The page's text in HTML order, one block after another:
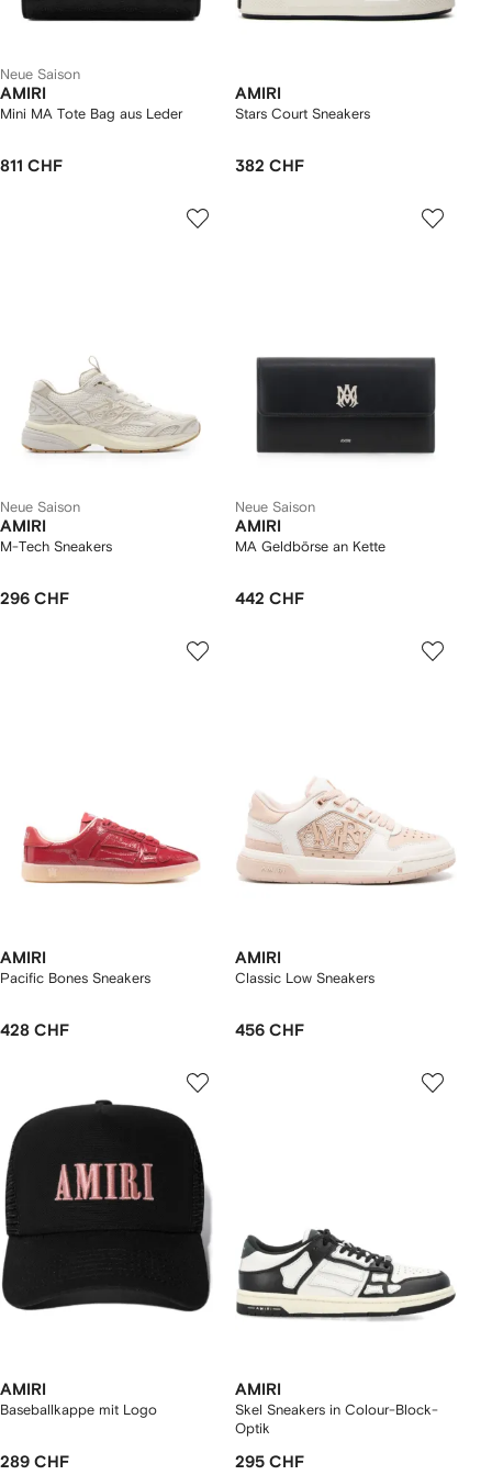
Neue Saison
AMIRI
Mini MA Tote Bag aus Leder
811 CHF
AMIRI
Stars Court Sneakers
382 CHF
Neue Saison
AMIRI
M-Tech Sneakers
296 CHF
Neue Saison
AMIRI
MA Geldbörse an Kette
442 CHF
AMIRI
Pacific Bones Sneakers
428 CHF
AMIRI
Classic Low Sneakers
456 CHF
AMIRI
Baseballkappe mit Logo
289 CHF
AMIRI
Skel Sneakers in Colour-Block-
Optik
295 CHF